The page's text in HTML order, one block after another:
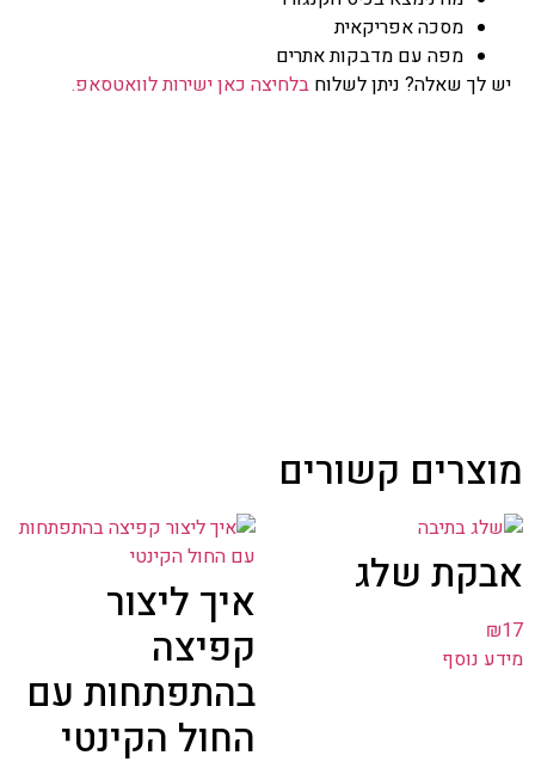
מסכה אפריקאית
מפה עם מדבקות אתרים
יש לך שאלה? ניתן לשלוח בלחיצה כאן ישירות לוואטסאפ.
מוצרים קשורים
אבקת שלג
₪17
מידע נוסף
איך ליצור
קפיצה
בהתפתחות עם
החול הקינטי